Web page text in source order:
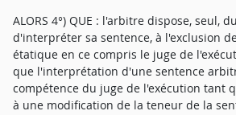
ALORS 4°) QUE : l'arbitre dispose, seul,
d'interpréter sa sentence, à l'exclusion
étatique en ce compris le juge de
que l'interprétation d'une sentence
compétence du juge de l'exécution tant
à une modification de la teneur de la